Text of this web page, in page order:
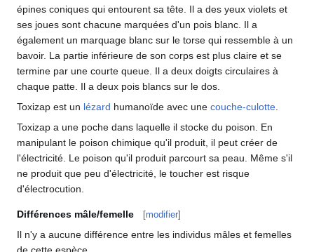
épines coniques qui entourent sa tête. Il a des yeux violets et
ses joues sont chacune marquées d'un pois blanc. Il a
également un marquage blanc sur le torse qui ressemble à un
bavoir. La partie inférieure de son corps est plus claire et se
termine par une courte queue. Il a deux doigts circulaires à
chaque patte. Il a deux pois blancs sur le dos.
Toxizap est un lézard humanoïde avec une couche-culotte
Toxizap a une poche dans laquelle il stocke du poison. En
manipulant le poison chimique qu'il produit, il peut créer de
l'électricité. Le poison qu'il produit parcourt sa peau. Même s'il
ne produit que peu d'électricité, le toucher est risque
d'électrocution.
Différences mâle/femelle [modifier]
Il n'y a aucune différence entre les individus mâles et femelles
de cette espèce.